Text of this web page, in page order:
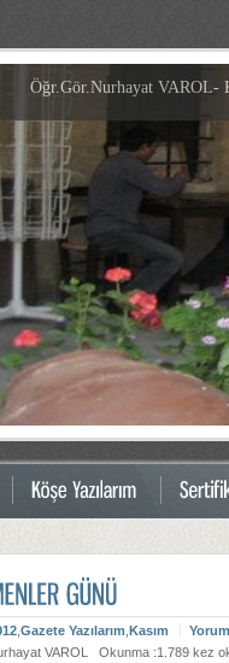
Öğr.Gör.Nurhayat VAROL-
,Gazete Yazılarım, Kasım
VAROL
Okunma :1.789 kez